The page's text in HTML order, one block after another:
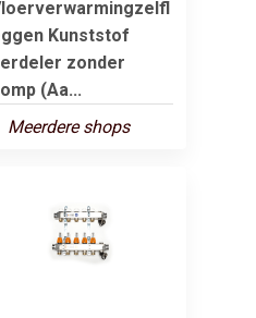
Kunststof
zonder
(Aa...
Meerdere shops